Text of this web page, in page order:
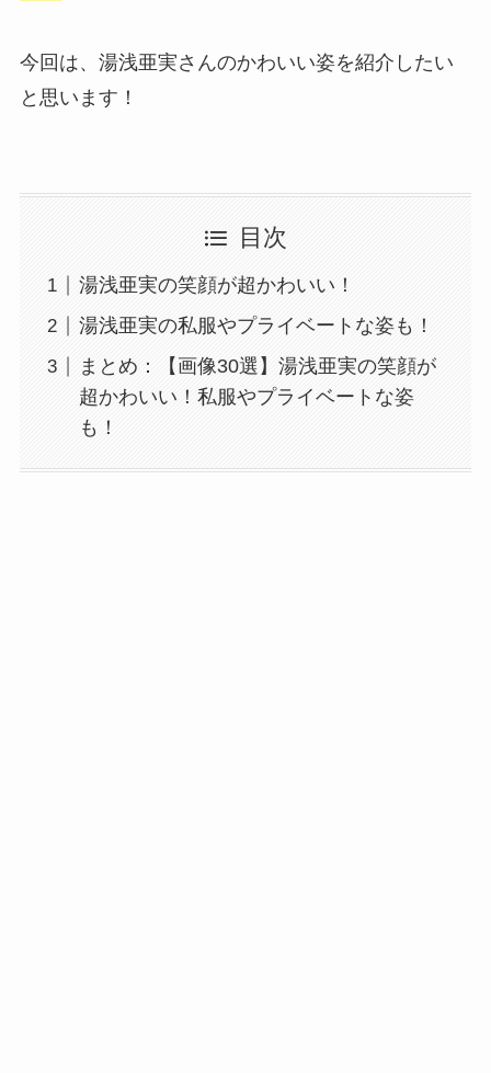
今回は、湯浅亜実さんのかわいい姿を紹介したい
と思います！
目次
湯浅亜実の笑顔が超かわいい！
湯浅亜実の私服やプライベートな姿も！
まとめ：【画像30選】湯浅亜実の笑顔が
超かわいい！私服やプライベートな姿
も！